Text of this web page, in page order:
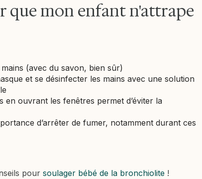
que mon enfant n'attrape
(avec du savon, bien sûr)
et se désinfecter les mains avec une solution
ouvrant les fenêtres permet d’éviter la
d’arrêter de fumer, notamment durant ces
pour soulager bébé de la bronchiolite !